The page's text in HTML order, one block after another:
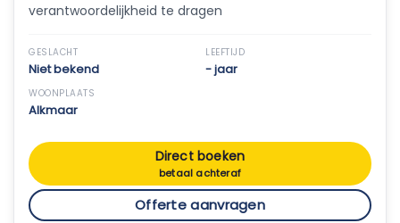
verantwoordelijkheid te dragen
GESLACHT
Niet bekend
LEEFTIJD
- jaar
WOONPLAATS
Alkmaar
Direct boeken
betaal achteraf
Offerte aanvragen